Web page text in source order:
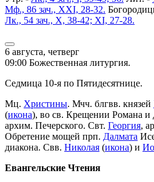
Мф., 86 зач., XXI, 28-32.
Лк., 54 зач., X, 38-42; XI, 27-28.
6 августа, четверг
09:00 Божественная литургия.
Седмица 10-я по Пятидесятнице.
Мц. Христины. Мчч. блгвв. князей
(икона), во св. Крещении Романа и
архим. Печерского. Свт. Георгия,
Обретение мощей прп. Далмата
диакона. Свв. Николая (икона) и
Евангельские Чтения